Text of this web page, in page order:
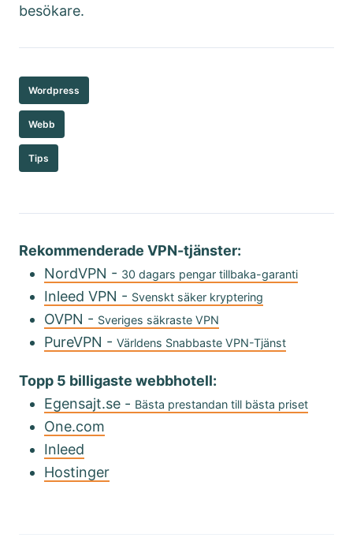
besökare.
Wordpress
Webb
Tips
Rekommenderade VPN-tjänster:
NordVPN - 30 dagars pengar tillbaka-garanti
Inleed VPN - Svenskt säker kryptering
OVPN - Sveriges säkraste VPN
PureVPN - Världens Snabbaste VPN-Tjänst
Topp 5 billigaste webbhotell:
Egensajt.se - Bästa prestandan till bästa priset
One.com
Inleed
Hostinger